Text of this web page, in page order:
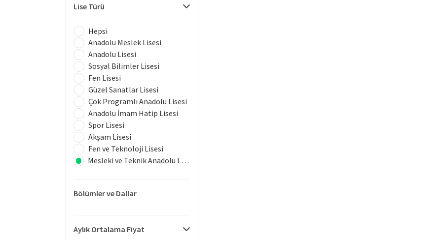
Lise Türü
Hepsi
Anadolu Meslek Lisesi
Anadolu Lisesi
Sosyal Bilimler Lisesi
Fen Lisesi
Güzel Sanatlar Lisesi
Çok Programlı Anadolu Lisesi
Anadolu İmam Hatip Lisesi
Spor Lisesi
Akşam Lisesi
Fen ve Teknoloji Lisesi
Mesleki ve Teknik Anadolu Lisesi
Bölümler ve Dallar
Aylık Ortalama Fiyat